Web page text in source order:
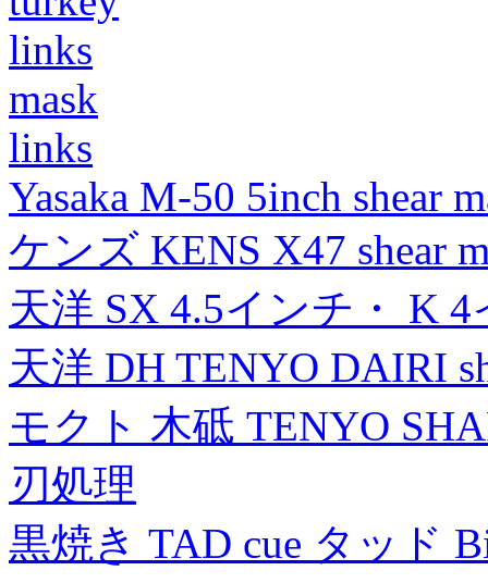
links
mask
links
Yasaka M-50 5inch shear
ケンズ KENS X47 shear
天洋 SX 4.5インチ・ K
天洋 DH TENYO DAIRI
モクト 木砥 TENYO
刃処理
黒焼き TAD cue タッド